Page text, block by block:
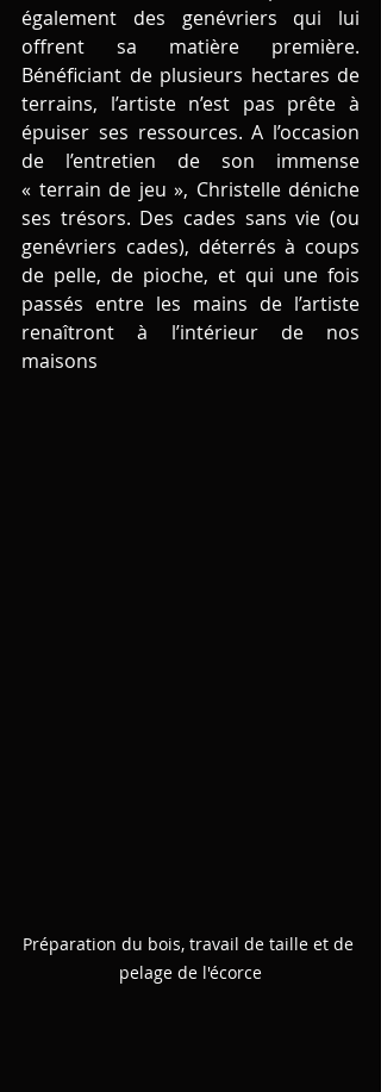
également des genévriers qui lui
offrent sa matière première.
Bénéficiant de plusieurs hectares de
terrains, l’artiste n’est pas prête à
épuiser ses ressources. A l’occasion
de l’entretien de son immense
« terrain de jeu », Christelle déniche
ses trésors. Des cades sans vie (ou
genévriers cades), déterrés à coups
de pelle, de pioche, et qui une fois
passés entre les mains de l’artiste
renaîtront à l’intérieur de nos
maisons
Préparation du bois, travail de taille et de
pelage de l'écorce